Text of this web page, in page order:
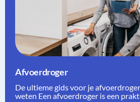
Afvoerdroger
De ultieme gids voor je
weten Een afvoerdroger is een